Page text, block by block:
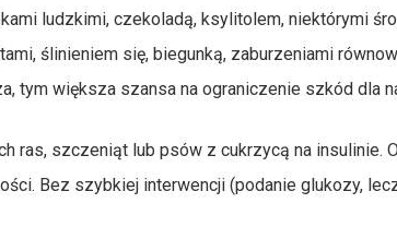
ludzkimi, czekoladą, ksylitolem, niektórymi
ślinieniem się, biegunką, zaburzeniami
tym większa szansa na ograniczenie szkód dla
ras, szczeniąt lub psów z cukrzycą na insulinie.
Bez szybkiej interwencji (podanie glukozy,